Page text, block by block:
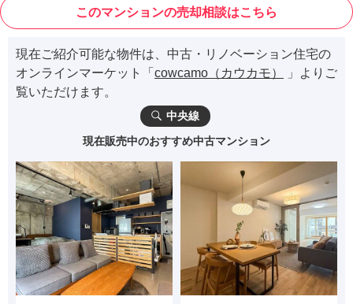
このマンションの売却相談はこちら
現在ご紹介可能な物件は、中古・リノベーション住宅の
オンラインマーケット「 cowcamo（カウカモ）
」よりご
覧いただけます。
中央線
現在販売中のおすすめ中古マンション